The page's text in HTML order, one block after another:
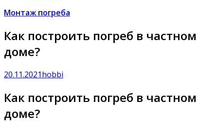
Монтаж погреба
Как построить погреб в частном
доме?
20.11.2021hobbi
Как построить погреб в частном
доме?